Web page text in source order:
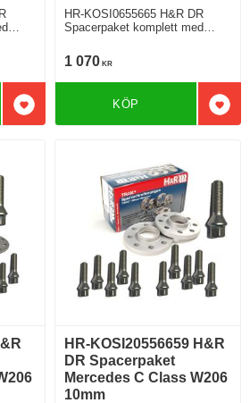
Lägg till i favoriter
HR-KOSI0655665 H&R DR
Spacerpaket komplett med
Class W206 Tjocklek spacer
3mm
1 070 KR
KÖP
HR-KOSI20556659 H&R
DR Spacerpaket
Mercedes C Class W206
10mm